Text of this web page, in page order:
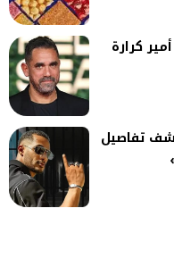
كرارة
يكشف تفاصيل